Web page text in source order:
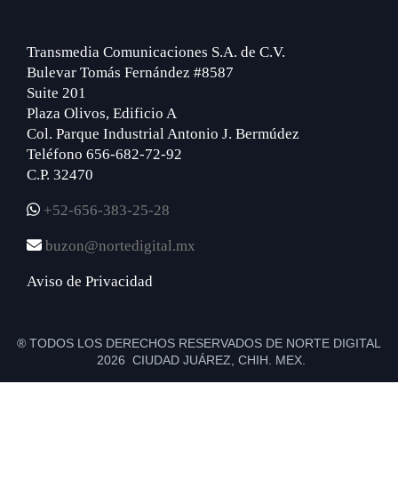
Transmedia Comunicaciones S.A. de C.V.
Bulevar Tomás Fernández #8587
Suite 201
Plaza Olivos, Edificio A
Col. Parque Industrial Antonio J. Bermúdez
Teléfono 656-682-72-92
C.P. 32470
+52-656-383-25-28
buzon@nortedigital.mx
Aviso de Privacidad
® TODOS LOS DERECHOS RESERVADOS DE NORTE DIGITAL
2026 CIUDAD JUÁREZ, CHIH. MEX.